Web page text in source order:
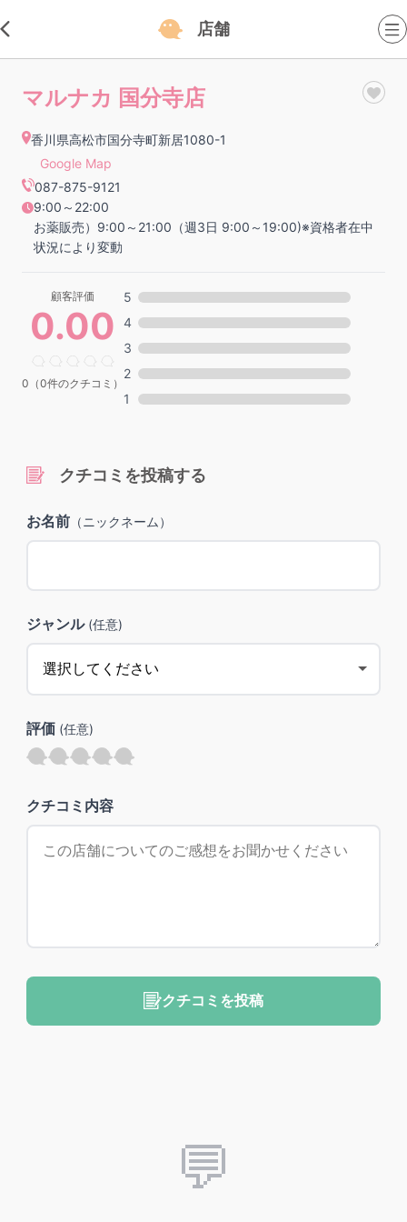
店舗
マルナカ 国分寺店
香川県高松市国分寺町新居1080-1
Google Map
087-875-9121
9:00～22:00
お薬販売）9:00～21:00（週3日 9:00～19:00)※資格者在中
状況により変動
顧客評価
0.00
0（0件のクチコミ）
5
4
3
2
1
クチコミを投稿する
お名前（ニックネーム）
ジャンル (任意)
評価 (任意)
クチコミ内容
クチコミを投稿
💬